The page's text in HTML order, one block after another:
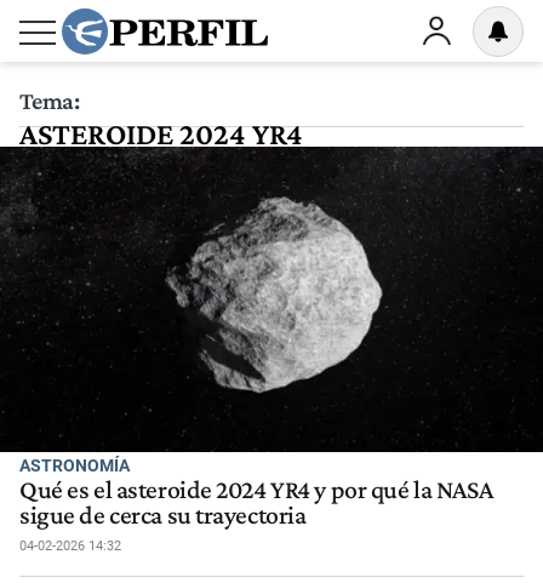
Tema:
ASTEROIDE 2024 YR4
ASTRONOMÍA
Qué es el asteroide 2024 YR4 y por qué la NASA
sigue de cerca su trayectoria
04-02-2026 14:32